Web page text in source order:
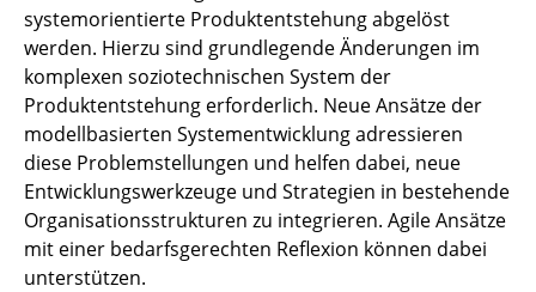
systemorientierte Produktentstehung abgelöst
werden. Hierzu sind grundlegende Änderungen im
komplexen soziotechnischen System der
Produktentstehung erforderlich. Neue Ansätze der
modellbasierten Systementwicklung adressieren
diese Problemstellungen und helfen dabei, neue
Entwicklungswerkzeuge und Strategien in bestehende
Organisationsstrukturen zu integrieren. Agile Ansätze
mit einer bedarfsgerechten Reflexion können dabei
unterstützen.